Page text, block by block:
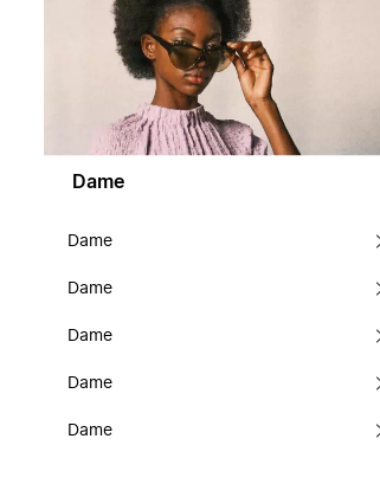
Dame
Dame
Dame
Dame
Dame
Dame